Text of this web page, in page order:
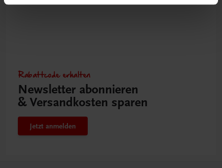
Rabattcode erhalten
Newsletter abonnieren
& Versandkosten sparen
Jetzt anmelden